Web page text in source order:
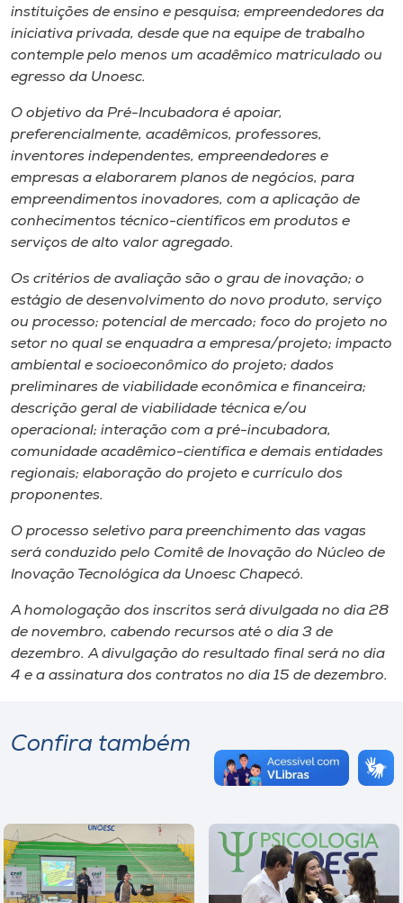
instituições de ensino e pesquisa; empreendedores da
iniciativa privada, desde que na equipe de trabalho
contemple pelo menos um acadêmico matriculado ou
egresso da Unoesc.
O objetivo da Pré-Incubadora é apoiar,
preferencialmente, acadêmicos, professores,
inventores independentes, empreendedores e
empresas a elaborarem planos de negócios, para
empreendimentos inovadores, com a aplicação de
conhecimentos técnico-científicos em produtos e
serviços de alto valor agregado.
Os critérios de avaliação são o grau de inovação; o
estágio de desenvolvimento do novo produto, serviço
ou processo; potencial de mercado; foco do projeto no
setor no qual se enquadra a empresa/projeto; impacto
ambiental e socioeconômico do projeto; dados
preliminares de viabilidade econômica e financeira;
descrição geral de viabilidade técnica e/ou
operacional; interação com a pré-incubadora,
comunidade acadêmico-científica e demais entidades
regionais; elaboração do projeto e currículo dos
proponentes.
O processo seletivo para preenchimento das vagas
será conduzido pelo Comitê de Inovação do Núcleo de
Inovação Tecnológica da Unoesc Chapecó.
A homologação dos inscritos será divulgada no dia 28
de novembro, cabendo recursos até o dia 3 de
dezembro. A divulgação do resultado final será no dia
4 e a assinatura dos contratos no dia 15 de dezembro.
Confira também